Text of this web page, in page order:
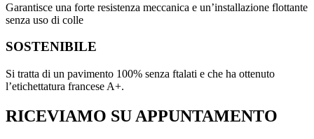
Garantisce una forte resistenza meccanica e un’installazione flottante
senza uso di colle
SOSTENIBILE
Si tratta di un pavimento 100% senza ftalati e che ha ottenuto
l’etichettatura francese A+.
RICEVIAMO SU APPUNTAMENTO